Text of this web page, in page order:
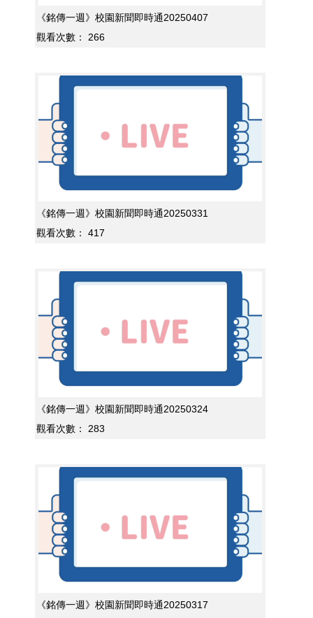
《銘傳一週》校園新聞即時通20250407
觀看次數：
266
《銘傳一週》校園新聞即時通20250331
觀看次數：
417
《銘傳一週》校園新聞即時通20250324
觀看次數：
283
《銘傳一週》校園新聞即時通20250317